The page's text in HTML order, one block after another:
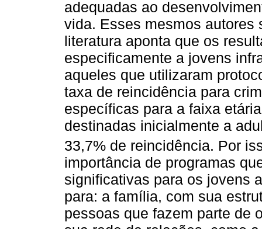
adequadas ao
vida. Esses mesmos autores
literatura aponta que os
especificamente a jovens
aqueles que utilizaram
taxa de reincidência para
específicas para a faixa
destinadas inicialmente a
33,7% de reincidência. Por
importância de programas
significativas para os jovens
para: a família, com sua
pessoas que fazem parte de